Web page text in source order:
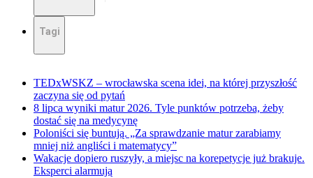
Tagi
TEDxWSKZ – wrocławska scena idei, na której przyszłość
zaczyna się od pytań
8 lipca wyniki matur 2026. Tyle punktów potrzeba, żeby
dostać się na medycynę
Poloniści się buntują. „Za sprawdzanie matur zarabiamy
mniej niż angliści i matematycy”
Wakacje dopiero ruszyły, a miejsc na korepetycje już brakuje.
Eksperci alarmują